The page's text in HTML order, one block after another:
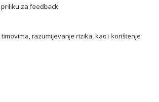
za feedback.
razumijevanje rizika, kao i korištenje